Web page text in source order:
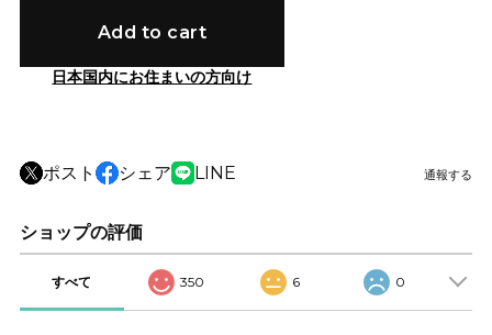
Add to cart
日本国内にお住まいの方向け
ポスト シェア LINE 通報する
ショップの評価
すべて 350 6 0